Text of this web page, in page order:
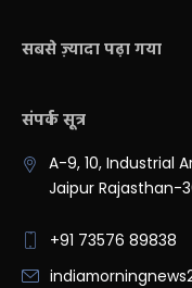
सबसे ज़्यादा पढ़ा गया
संपर्क सूत्र
A-9, 10, Industrial
Jaipur Rajasthan-
+91 73576 89838